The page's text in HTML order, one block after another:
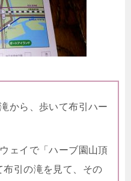
滝から、歩いて布引ハー
ウェイで「ハーブ園山頂
引の滝を見て、その